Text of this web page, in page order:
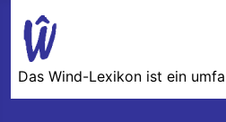
Das Wind-Lexikon ist ein